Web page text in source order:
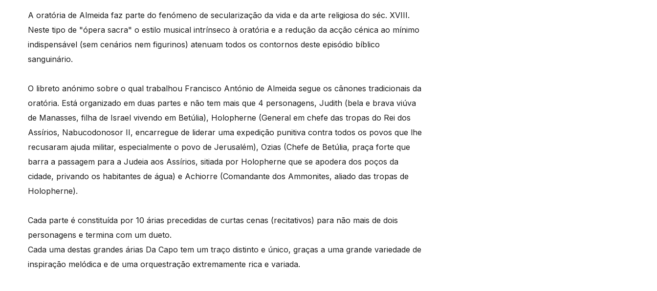
A oratória de Almeida faz parte do fenómeno de secularização da vida e da arte religiosa do séc. XVIII.
Neste tipo de "ópera sacra" o estilo musical intrínseco à oratória e a redução da acção cénica ao mínimo
indispensável (sem cenários nem figurinos) atenuam todos os contornos deste episódio bíblico
sanguinário.
O libreto anónimo sobre o qual trabalhou Francisco António de Almeida segue os cânones tradicionais da
oratória. Está organizado em duas partes e não tem mais que 4 personagens, Judith (bela e brava viúva
de Manasses, filha de Israel vivendo em Betúlia), Holopherne (General em chefe das tropas do Rei dos
Assírios, Nabucodonosor II, encarregue de liderar uma expedição punitiva contra todos os povos que lhe
recusaram ajuda militar, especialmente o povo de Jerusalém), Ozias (Chefe de Betúlia, praça forte que
barra a passagem para a Judeia aos Assírios, sitiada por Holopherne que se apodera dos poços da
cidade, privando os habitantes de água) e Achiorre (Comandante dos Ammonites, aliado das tropas de
Holopherne).
Cada parte é constituída por 10 árias precedidas de curtas cenas (recitativos) para não mais de dois
personagens e termina com um dueto.
Cada uma destas grandes árias Da Capo tem um traço distinto e único, graças a uma grande variedade de
inspiração melódica e de uma orquestração extremamente rica e variada.